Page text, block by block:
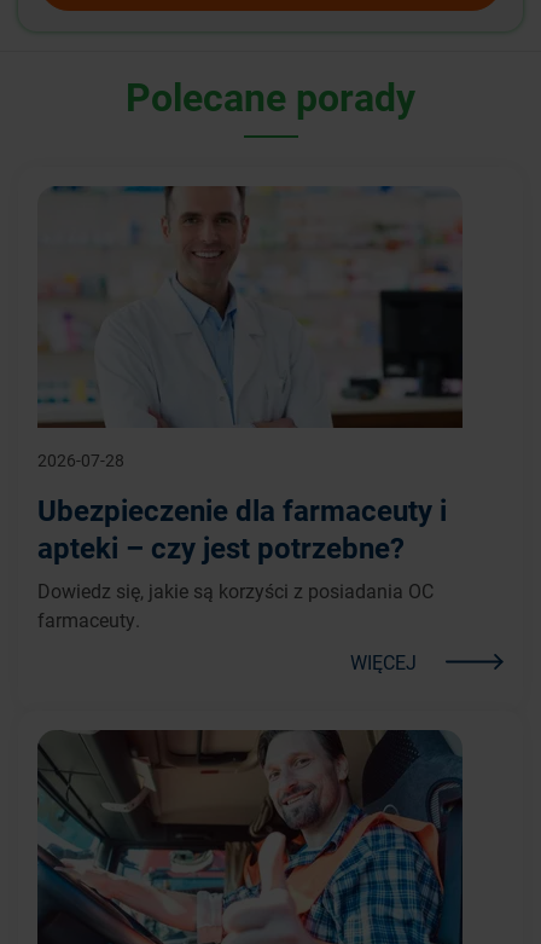
Polecane porady
2026-07-28
Ubezpieczenie dla farmaceuty i
apteki – czy jest potrzebne?
Dowiedz się, jakie są korzyści z posiadania OC
farmaceuty.
WIĘCEJ